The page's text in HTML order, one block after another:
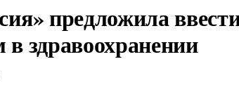
предложила
здравоохранении